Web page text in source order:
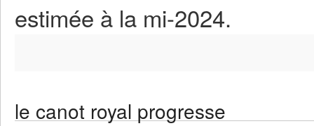
estimée à la mi-2024.
le canot royal progresse